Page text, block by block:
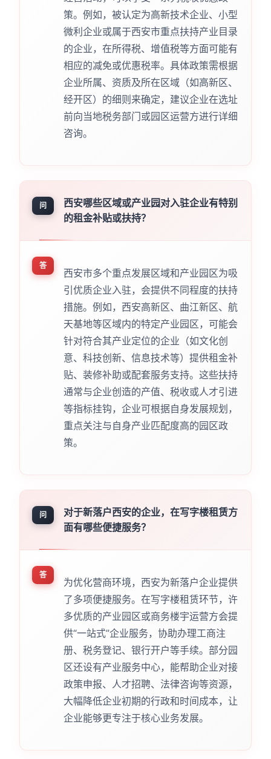
策。例如，被认定为高新技术企业、小型
微利企业或属于西安市重点扶持产业目录
的企业，在所得税、增值税等方面可能有
相应的减免或优惠税率。具体政策需根据
企业所属、资质及所在区域（如高新区、
经开区）的细则来确定，建议企业在选址
前向当地税务部门或园区运营方进行详细
咨询。
问
西安哪些区域或产业园对入驻企业有特别
的租金补贴或扶持？
答
西安市多个重点发展区域和产业园区为吸
引优质企业入驻，会提供不同程度的扶持
措施。例如，西安高新区、曲江新区、航
天基地等区域内的特定产业园区，可能会
针对符合其产业定位的企业（如文化创
意、科技创新、信息技术等）提供租金补
贴、装修补助或配套服务支持。这些扶持
通常与企业创造的产值、税收或人才引进
等指标挂钩，企业可根据自身发展规划，
重点关注与自身产业匹配度高的园区政
策。
问
对于新落户西安的企业，在写字楼租赁方
面有哪些便捷服务？
答
为优化营商环境，西安为新落户企业提供
了多项便捷服务。在写字楼租赁环节，许
多优质的产业园区或商务楼宇运营方会提
供“一站式”企业服务，协助办理工商注
册、税务登记、银行开户等手续。部分园
区还设有产业服务中心，能帮助企业对接
政策申报、人才招聘、法律咨询等资源，
大幅降低企业初期的行政和时间成本，让
企业能够更专注于核心业务发展。